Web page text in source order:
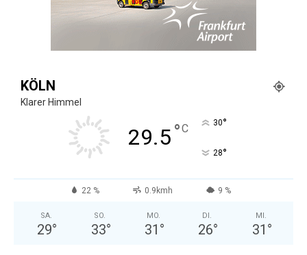
KÖLN
Klarer Himmel
29.5°C 30°
28°
22 % 0.9kmh 9 %
SA.
29°
SO.
33°
MO.
31 °
DI.
26°
MI.
31 °